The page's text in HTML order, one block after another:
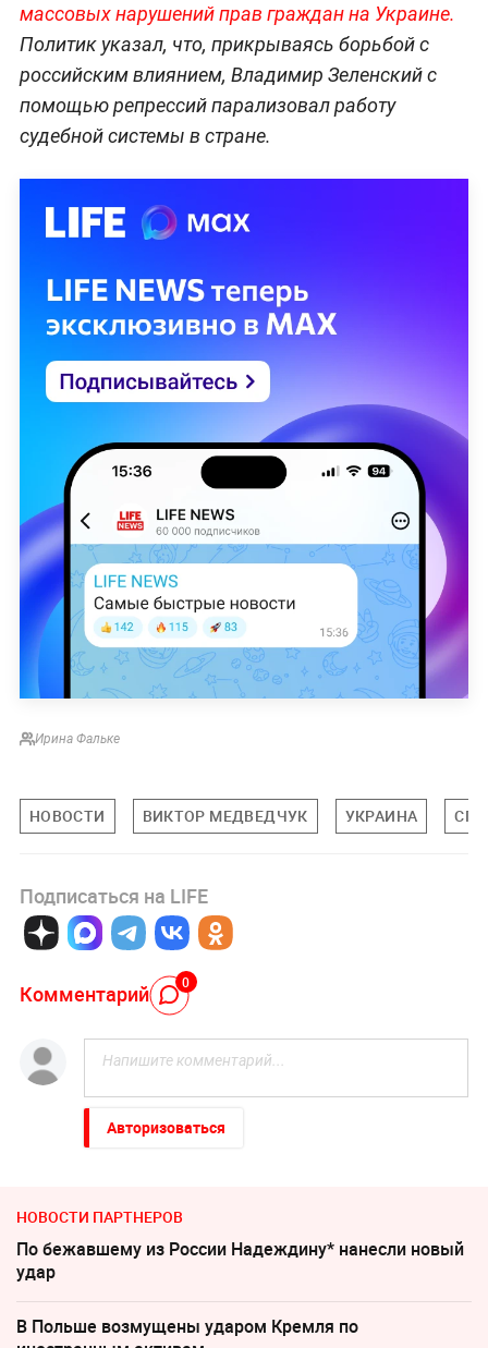
массовых нарушений прав граждан на Украине.
Политик указал, что, прикрываясь борьбой с
российским влиянием, Владимир Зеленский с
помощью репрессий парализовал работу
судебной системы в стране.
Ирина Фальке
НОВОСТИ ВИКТОР МЕДВЕДЧУК УКРАИНА
Подписаться на LIFE
Комментарий 0
Авторизоваться
НОВОСТИ ПАРТНЕРОВ
По бежавшему из России Надеждину* нанесли новый
удар
В Польше возмущены ударом Кремля по